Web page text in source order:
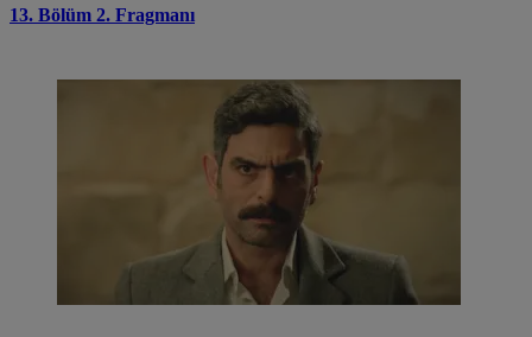
13. Bölüm 2. Fragmanı